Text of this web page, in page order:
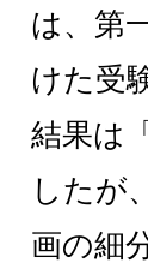
は、第
けた受
結果は
したが
画の細